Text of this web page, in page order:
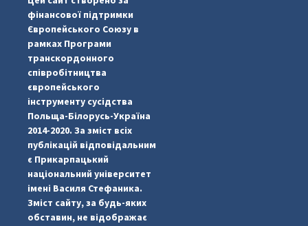
фінансової підтримки
Європейського Союзу в
рамках Програми
транскордонного
співробітництва
європейського
інструменту сусідства
Польща-Білорусь-Україна
2014-2020. За зміст всіх
публікацій відповідальним
є Прикарпацький
національний університет
імені Василя Стефаника.
Зміст сайту, за будь-яких
обставин, не відображає